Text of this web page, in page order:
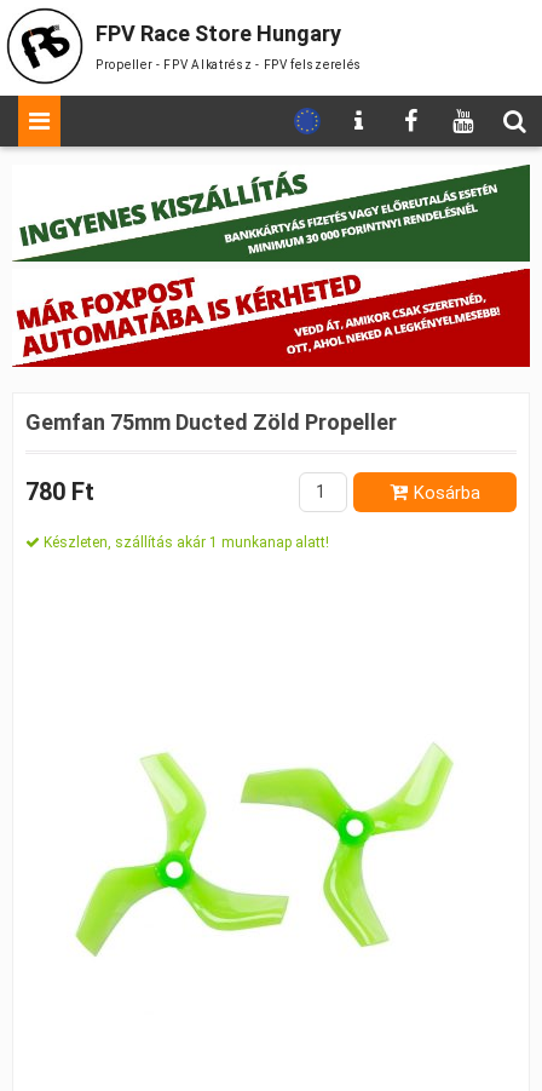
FPV Race Store Hungary
Propeller - FPV Alkatrész - FPV felszerelés
Gemfan 75mm Ducted Zöld Propeller
780 Ft Kosárba
Készleten, szállítás akár 1 munkanap alatt!